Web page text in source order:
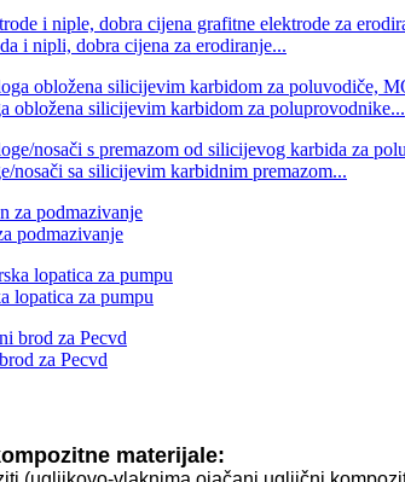
i nipli, dobra cijena za erodiranje...
obložena silicijevim karbidom za poluprovodnike...
nosači sa silicijevim karbidnim premazom...
podmazivanje
lopatica za pumpu
za Pecvd
materijale: